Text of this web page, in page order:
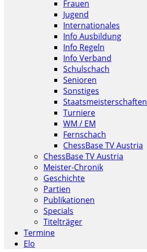
Frauen
Jugend
Internationales
Info Ausbildung
Info Regeln
Info Verband
Schulschach
Senioren
Sonstiges
Staatsmeisterschaften
Turniere
WM / EM
Fernschach
ChessBase TV Austria
ChessBase TV Austria
Meister-Chronik
Geschichte
Partien
Publikationen
Specials
Titelträger
Termine
Elo